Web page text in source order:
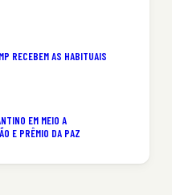
RECEBEM AS HABITUAIS
EM MEIO A
E PRÊMIO DA PAZ